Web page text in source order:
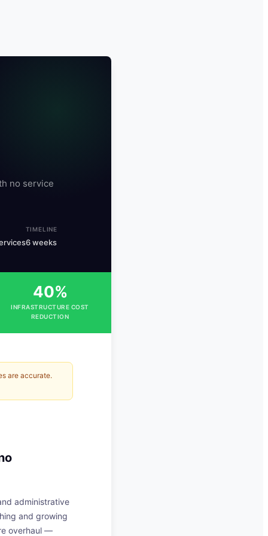
no service
TIMELINE
6 weeks
40%
INFRASTRUCTURE COST
REDUCTION
are accurate.
administrative
and growing
overhaul —